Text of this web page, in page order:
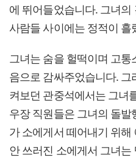
에 뛰어들었습니다. 그녀
사람들 사이에는 정적이 흘
그녀는 숨을 헐떡이며 고
음으로 감싸주었습니다.
켜보던 관중석에서는 그녀
우장 직원들은 그녀의 돌
가 소에게서 떼어내기 위
안 쓰러진 소에게서 그녀